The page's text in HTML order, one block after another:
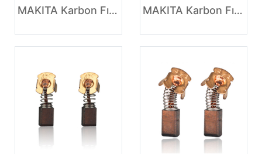
MAKITA Karbon Fırça Çapraz Referansı MAKITA Karbon Fırça Bileşimi